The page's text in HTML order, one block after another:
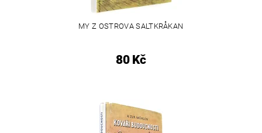
MY Z OSTROVA SALTKRÅKAN
80 Kč